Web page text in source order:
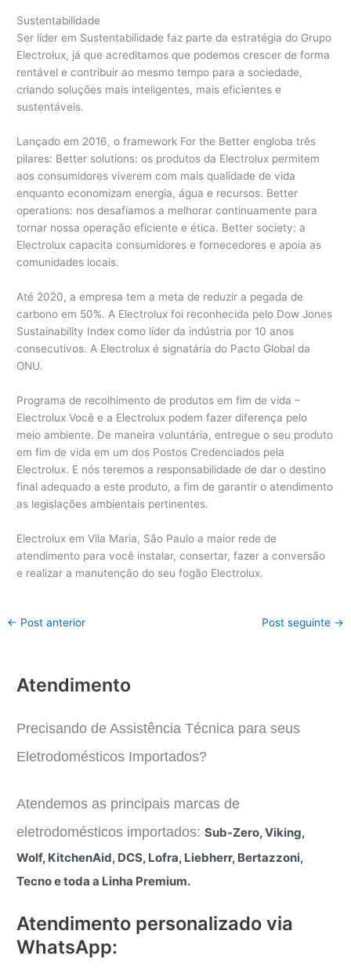
Sustentabilidade
Ser líder em Sustentabilidade faz parte da estratégia do Grupo
Electrolux, já que acreditamos que podemos crescer de forma
rentável e contribuir ao mesmo tempo para a sociedade,
criando soluções mais inteligentes, mais eficientes e
sustentáveis.
Lançado em 2016, o framework For the Better engloba três
pilares: Better solutions: os produtos da Electrolux permitem
aos consumidores viverem com mais qualidade de vida
enquanto economizam energia, água e recursos. Better
operations: nos desafiamos a melhorar continuamente para
tornar nossa operação eficiente e ética. Better society: a
Electrolux capacita consumidores e fornecedores e apoia as
comunidades locais.
Até 2020, a empresa tem a meta de reduzir a pegada de
carbono em 50%. A Electrolux foi reconhecida pelo Dow Jones
Sustainability Index como líder da indústria por 10 anos
consecutivos. A Electrolux é signatária do Pacto Global da
ONU.
Programa de recolhimento de produtos em fim de vida –
Electrolux Você e a Electrolux podem fazer diferença pelo
meio ambiente. De maneira voluntária, entregue o seu produto
em fim de vida em um dos Postos Credenciados pela
Electrolux. E nós teremos a responsabilidade de dar o destino
final adequado a este produto, a fim de garantir o atendimento
as legislações ambientais pertinentes.
Electrolux em Vila Maria, São Paulo a maior rede de
atendimento para você instalar, consertar, fazer a conversão
e realizar a manutenção do seu fogão Electrolux.
← Post anterior Post seguinte →
Atendimento
Precisando de Assistência Técnica para seus
Eletrodomésticos Importados?
Atendemos as principais marcas de
eletrodomésticos importados:Sub-Zero, Viking,
Wolf, KitchenAid, DCS, Lofra, Liebherr, Bertazzoni,
Tecno e toda a Linha Premium.
Atendimento personalizado via
WhatsApp: